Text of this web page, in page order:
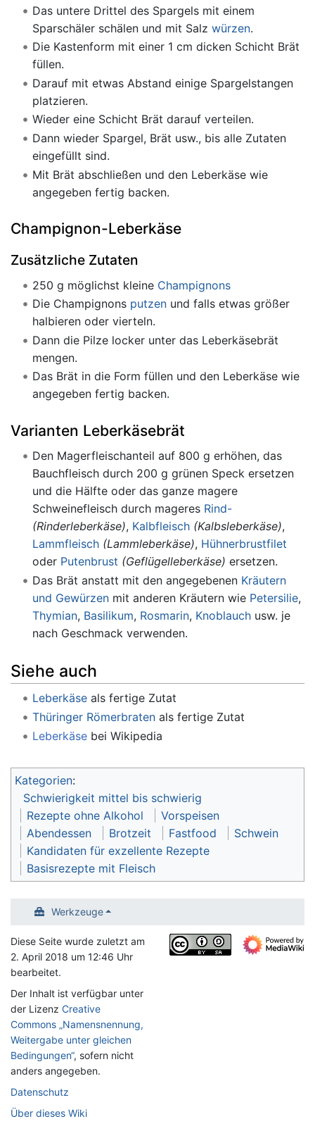
Das untere Drittel des Spargels mit einem
Sparschäler schälen und mit Salz würzen.
Die Kastenform mit einer 1 cm dicken Schicht Brät
füllen.
Darauf mit etwas Abstand einige Spargelstangen
platzieren.
Wieder eine Schicht Brät darauf verteilen.
Dann wieder Spargel, Brät usw., bis alle Zutaten
eingefüllt sind.
Mit Brät abschließen und den Leberkäse wie
angegeben fertig backen.
Champignon-Leberkäse
Zusätzliche Zutaten
250 g möglichst kleine Champignons
Die Champignons putzenund falls etwas größer
halbieren oder vierteln.
Dann die Pilze locker unter das Leberkäsebrät
mengen.
Das Brät in die Form füllen und den Leberkäse wie
angegeben fertig backen.
Varianten Leberkäsebrät
Den Magerfleischanteil auf 800 g erhöhen, das
Bauchfleisch durch 200 g grünen Speck ersetzen
und die Hälfte oder das ganze magere
Schweinefleisch durch mageres Rind-
(Rinderleberkäse), Kalbfleisch (Kalbsleberkäse),
Lammfleisch (Lammleberkäse), Hühnerbrustfilet
oder Putenbrust (Geflügelleberkäse) ersetzen.
Das Brät anstatt mit den angegebenen Kräutern
und Gewürzenmit anderen Kräutern wie Petersilie,
Thymian, Basilikum, Rosmarin, Knoblauchusw. je
nach Geschmack verwenden.
Siehe auch
Leberkäseals fertige Zutat
Thüringer Römerbratenals fertige Zutat
Leberkäsebei Wikipedia
Kategorien:
Schwierigkeit mittel bis schwierig
Rezepte ohne Alkohol
Vorspeisen
Abendessen
Brotzeit Fastfood
Schwein
Kandidaten für exzellente Rezepte
Basisrezepte mit Fleisch
Werkzeuge
Diese Seite wurde zuletzt am
2. April 2018 um 12:46 Uhr
bearbeitet.
Der Inhalt ist verfügbar unter
der Lizenz Creative
Commons „Namensnennung,
Weitergabe unter gleichen
Bedingungen“, sofern nicht
anders angegeben.
Datenschutz
Über dieses Wiki